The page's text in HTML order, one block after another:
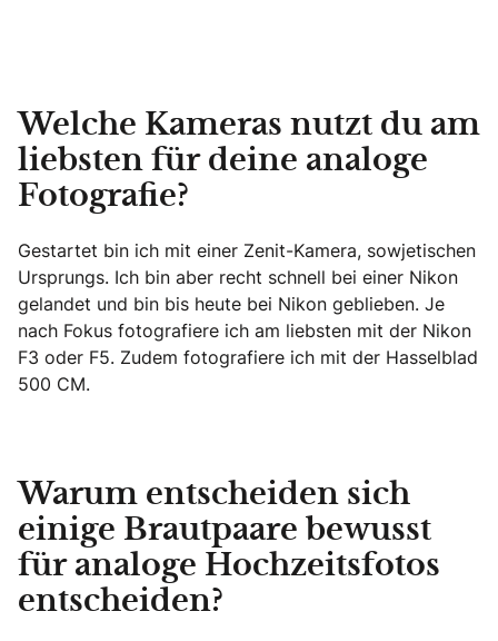
Welche Kameras nutzt du am
liebsten für deine analoge
Fotografie?
Gestartet bin ich mit einer Zenit-Kamera, sowjetischen
Ursprungs. Ich bin aber recht schnell bei einer Nikon
gelandet und bin bis heute bei Nikon geblieben. Je
nach Fokus fotografiere ich am liebsten mit der Nikon
F3 oder F5. Zudem fotografiere ich mit der Hasselblad
500 CM.
Warum entscheiden sich
einige Brautpaare bewusst
für analoge Hochzeitsfotos
entscheiden?